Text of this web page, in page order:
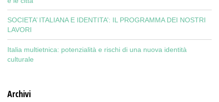
SOCIETA’ ITALIANA E IDENTITA’: IL PROGRAMMA DEI NOSTRI
LAVORI
Italia multietnica: potenzialità e rischi di una nuova identità
culturale
Archivi